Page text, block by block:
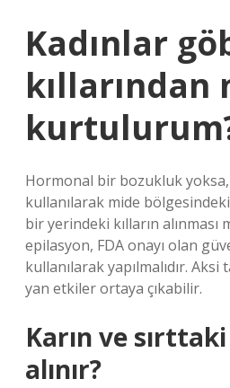
Kadınlar
kıllarından
Hormonal bir bozukluk
kullanılarak mide
bir yerindeki kılların
epilasyon, FDA onayı olan
kullanılarak yapılmalıdır.
yan etkiler ortaya çıkabilir.
Karın ve
alınır?